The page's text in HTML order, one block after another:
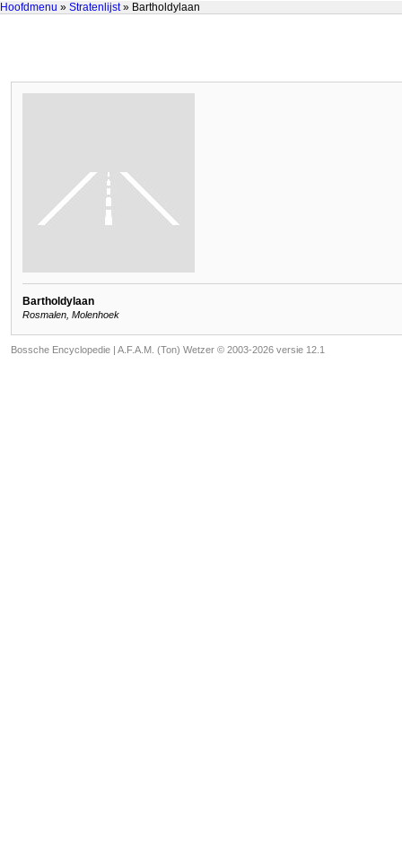
Hoofdmenu » Stratenlijst» Bartholdylaan
Bartholdylaan
Rosmalen, Molenhoek
Bossche Encyclopedie | A.F.A.M. (Ton) Wetzer © 2003-2026 versie 12.1